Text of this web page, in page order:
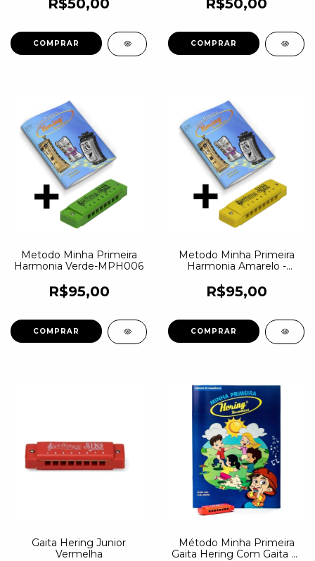
R$50,00 R$50,00
Metodo Minha Primeira
Harmonia Verde-MPH006
R$95,00
Metodo Minha Primeira
Harmonia Amarelo -
R$95,00
Gaita Hering Junior
Vermelha
Método Minha Primeira
Gaita Hering Com Gaita C-